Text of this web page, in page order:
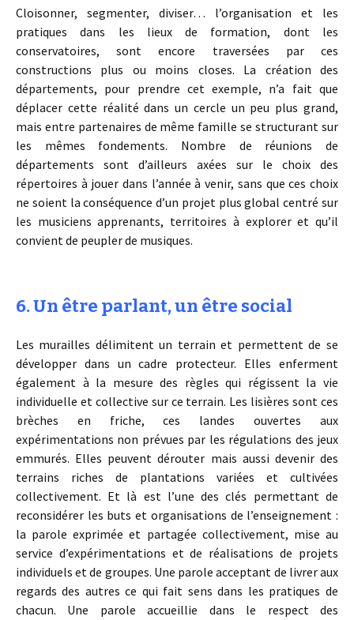
Cloisonner, segmenter, diviser… l’organisation et les
pratiques dans les lieux de formation, dont les
conservatoires, sont encore traversées par ces
constructions plus ou moins closes. La création des
départements, pour prendre cet exemple, n’a fait que
déplacer cette réalité dans un cercle un peu plus grand,
mais entre partenaires de même famille se structurant sur
les mêmes fondements. Nombre de réunions de
départements sont d’ailleurs axées sur le choix des
répertoires à jouer dans l’année à venir, sans que ces choix
ne soient la conséquence d’un projet plus global centré sur
les musiciens apprenants, territoires à explorer et qu’il
convient de peupler de musiques.
6. Un être parlant, un être social
Les murailles délimitent un terrain et permettent de se
développer dans un cadre protecteur. Elles enferment
également à la mesure des règles qui régissent la vie
individuelle et collective sur ce terrain. Les lisières sont ces
brèches en friche, ces landes ouvertes aux
expérimentations non prévues par les régulations des jeux
emmurés. Elles peuvent dérouter mais aussi devenir des
terrains riches de plantations variées et cultivées
collectivement. Et là est l’une des clés permettant de
reconsidérer les buts et organisations de l’enseignement :
la parole exprimée et partagée collectivement, mise au
service d’expérimentations et de réalisations de projets
individuels et de groupes. Une parole acceptant de livrer aux
regards des autres ce qui fait sens dans les pratiques de
chacun. Une parole accueillie dans le respect des